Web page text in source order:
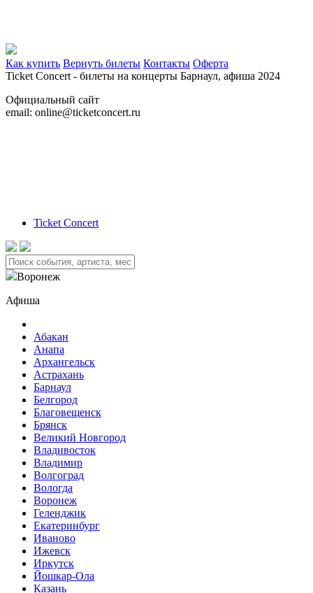
Как купить Вернуть билеты Контакты Оферта
Ticket Concert - билеты на концерты Барнаул, афиша 2024
Официальный сайт
email: online@ticketconcert.ru
Ticket Concert
Воронеж
Афиша
Абакан
Анапа
Архангельск
Астрахань
Барнаул
Белгород
Благовещенск
Брянск
Великий Новгород
Владивосток
Владимир
Волгоград
Вологда
Воронеж
Геленджик
Екатеринбург
Иваново
Ижевск
Иркутск
Йошкар-Ола
Казань